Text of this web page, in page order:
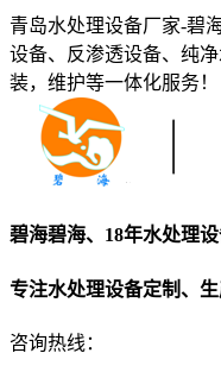
青岛水处理设备厂家-碧
设备、反渗透设备、纯
装，维护等一体化服务！
碧海碧海、18年水处理
专注水处理设备定制、
咨询热线：